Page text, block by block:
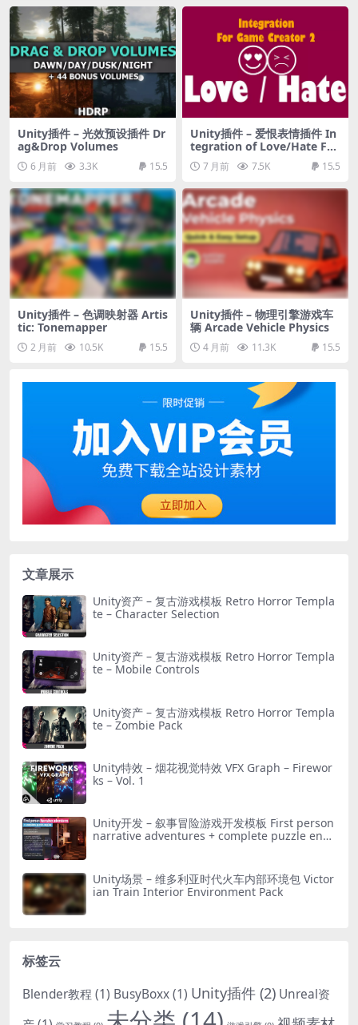
Unity插件 – 光效预设插件 Dr
ag&Drop Volumes
6 月前 3.3K 15.5
Unity插件 – 爱恨表情插件 In
tegration of Love/Hate Fac
tion System into Game Cre
ator 2
7 月前 7.5K 15.5
Unity插件 – 色调映射器 Artis
tic: Tonemapper
2 月前 10.5K 15.5
Unity插件 – 物理引擎游戏车
辆 Arcade Vehicle Physics
4 月前 11.3K 15.5
文章展示
Unity资产 – 复古游戏模板 Retro Horror Templa
te – Character Selection
Unity资产 – 复古游戏模板 Retro Horror Templa
te – Mobile Controls
Unity资产 – 复古游戏模板 Retro Horror Templa
te – Zombie Pack
Unity特效 – 烟花视觉特效 VFX Graph – Firewor
ks – Vol. 1
Unity开发 – 叙事冒险游戏开发模板 First person
narrative adventures + complete puzzle engi
Unity场景 – 维多利亚时代火车内部环境包 Victor
ian Train Interior Environment Pack
标签云
Blender教程 (1) BusyBoxx(1) Unity插件 (2) Unreal资